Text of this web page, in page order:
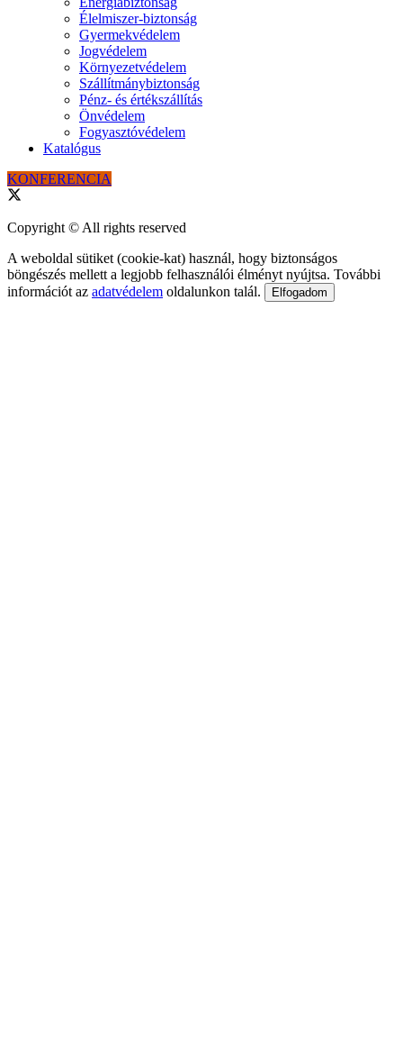
Élelmiszer-biztonság
Gyermekvédelem
Jogvédelem
Környezetvédelem
Szállítmánybiztonság
Pénz- és értékszállítás
Önvédelem
Fogyasztóvédelem
Katalógus
KONFERENCIA
Copyright © All rights reserved
A weboldal sütiket (cookie-kat) használ, hogy biztonságos
böngészés mellett a legjobb felhasználói élményt nyújtsa. További
információt az adatvédelem oldalunkon talál. Elfogadom